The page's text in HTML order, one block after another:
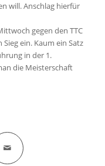
will. Anschlag hierfür
gegen den TTC
ein. Kaum ein Satz
in der 1.
die Meisterschaft